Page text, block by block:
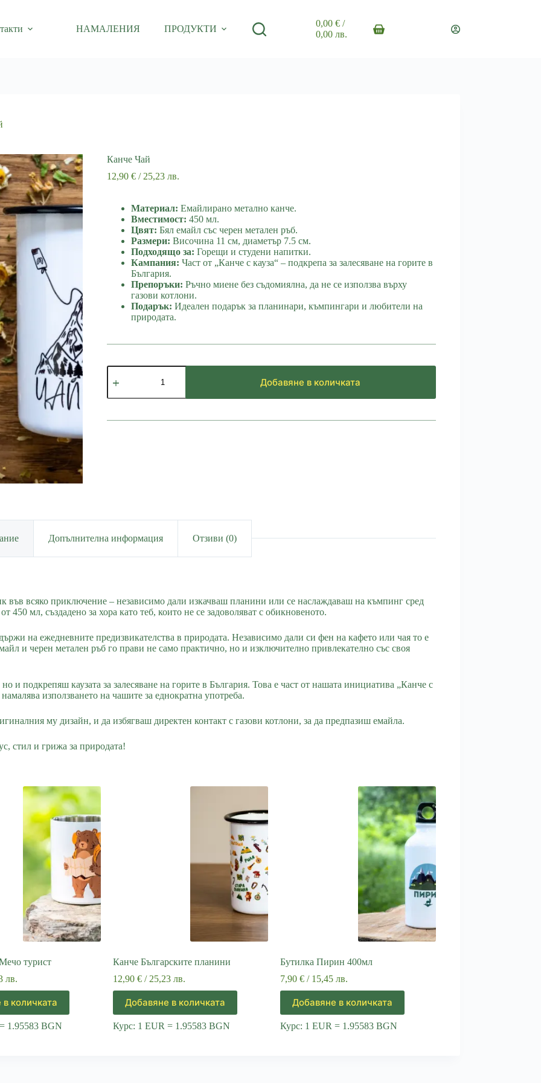
НАМАЛЕНИЯ ПРОДУКТИ
Shopping
0,00 €/
0,00 лв.
Канче Чай
12,90 €/ 25,23 лв.
Материал: Емайлирано метално канче.
Вместимост: 450 мл.
Цвят: Бял емайл със черен метален ръб.
Размери: Височина 11 см, диаметър 7.5 см.
Подходящо за: Горещи и студени напитки.
Кампания: Част от „Канче с кауза“ – подкрепа за залесяване на горите в
България.
Препоръки: Ръчно миене без съдомиялна, да не се използва върху
газови котлони.
Подарък: Идеален подарък за планинари, къмпингари и любители на
природата.
количество
за
Чай
Добавяне в количката
Допълнителна информация Отзиви (0)
във всяко приключение – независимо дали изкачваш планини или се наслаждаваш на къмпинг сред
450 мл, създадено за хора като теб, които не се задоволяват с обикновеното.
на ежедневните предизвикателства в природата. Независимо дали си фен на кафето или чая то е
и черен метален ръб го прави не само практично, но и изключително привлекателно със своя
и подкрепяш каузата за залесяване на горите в България. Това е част от нашата инициатива „Канче с
използването на чашите за еднократна употреба.
му дизайн, и да избягваш директен контакт с газови котлони, за да предпазиш емайла.
стил и грижа за природата!
турист
лв.
количката
1.95583 BGN
Канче Българските планини
12,90 €/ 25,23 лв.
Добавяне в количката
Курс: 1 EUR = 1.95583 BGN
Бутилка Пирин 400мл
7,90€ / 15,45 лв.
Добавяне в количката
Курс: 1 EUR = 1.95583 BGN